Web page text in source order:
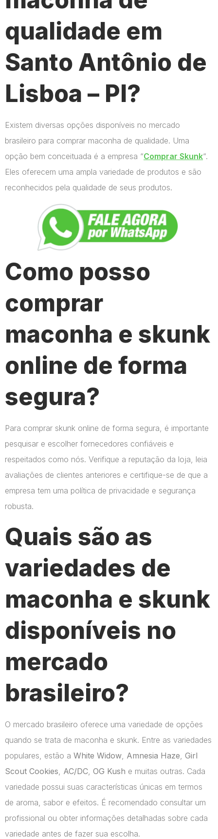
qualidade em
Santo Antônio de
Lisboa – PI?
Existem diversas opções disponíveis no mercado
brasileiro para comprar maconha de qualidade. Uma
opção bem conceituada é a empresa “Comprar Skunk“.
Eles oferecem uma ampla variedade de produtos e são
reconhecidos pela qualidade de seus produtos.
Como posso
comprar
maconha e skunk
online de forma
segura?
Para comprar skunk online de forma segura, é importante
pesquisar e escolher fornecedores confiáveis e
respeitados como nós. Verifique a reputação da loja, leia
avaliações de clientes anteriores e certifique-se de que a
empresa tem uma política de privacidade e segurança
robusta.
Quais são as
variedades de
maconha e skunk
disponíveis no
mercado
brasileiro?
O mercado brasileiro oferece uma variedade de opções
quando se trata de maconha e skunk. Entre as variedades
populares, estão a White Widow Amnesia Haze Girl
Scout Cookies AC/DC OG Kush e muitas outras. Cada
variedade possui suas características únicas em termos
de aroma, sabor e efeitos. É recomendado consultar um
profissional ou obter informações detalhadas sobre cada
variedade antes de fazer sua escolha.